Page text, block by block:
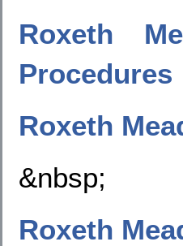
Roxeth
Procedures
Roxeth
&nbsp;
Roxeth